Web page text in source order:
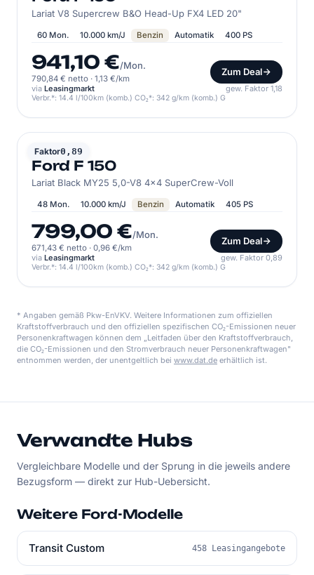
Lariat V8 Supercrew B&O Head-Up FX4 LED 20"
60 Mon. 10.000 km/J Benzin Automatik 400 PS
941,10 €/Mon.
790,84 € netto · 1,13 €/km
Zum Deal
via Leasingmarkt gew. Faktor 1,18
Verbr.*: 14.4 l/100km (komb.) CO₂*: 342 g/km (komb.) G
Faktor0,89
FORD
Ford F 150
Lariat Black MY25 5,0-V8 4x4 SuperCrew-Voll
48 Mon. 10.000 km/J Benzin Automatik 405 PS
799,00 €/Mon.
671,43 € netto · 0,96 €/km
Zum Deal
via Leasingmarkt gew. Faktor 0,89
Verbr.*: 14.4 l/100km (komb.) CO₂*: 342 g/km (komb.) G
* Angaben gemäß Pkw-EnVKV. Weitere Informationen zum offiziellen
Kraftstoffverbrauch und den offiziellen spezifischen CO₂-Emissionen neuer
Personenkraftwagen können dem „Leitfaden über den Kraftstoffverbrauch,
die CO₂-Emissionen und den Stromverbrauch neuer Personenkraftwagen"
entnommen werden, der unentgeltlich bei www.dat.de erhältlich ist.
Verwandte Hubs
Vergleichbare Modelle und der Sprung in die jeweils andere
Bezugsform — direkt zur Hub-Uebersicht.
Weitere Ford-Modelle
Transit Custom 458 Leasingangebote